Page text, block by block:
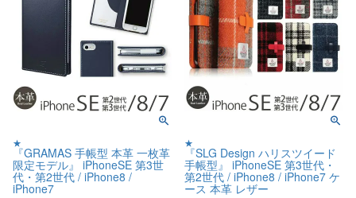
★
『GRAMAS 手帳型 本革 一枚革
限定モデル』 iPhoneSE 第3世
代・第2世代 / iPhone8 /
iPhone7
★
『SLG Design ハリスツイード
手帳型』 iPhoneSE 第3世代・
第2世代 / iPhone8 / iPhone7 ケ
ース 本革 レザー